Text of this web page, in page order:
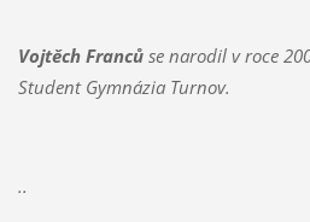
Vojtěch Franců se narodil v roce
Student Gymnázia Turnov.
..